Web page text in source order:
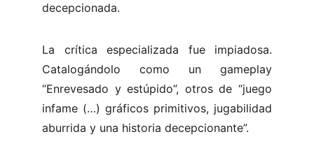
decepcionada.
La crítica especializada fue impiadosa.
Catalogándolo como un gameplay
“Enrevesado y estúpido”, otros de “juego
infame (…) gráficos primitivos, jugabilidad
aburrida y una historia decepcionante”.